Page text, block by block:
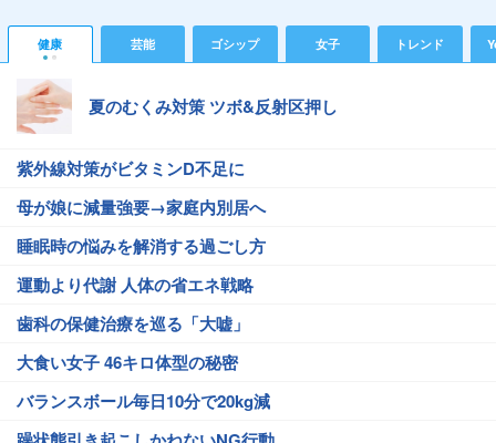
健康 芸能 ゴシップ 女子 トレンド
夏のむくみ対策 ツボ&反射区押し
紫外線対策がビタミンD不足に
母が娘に減量強要→家庭内別居へ
睡眠時の悩みを解消する過ごし方
運動より代謝 人体の省エネ戦略
歯科の保健治療を巡る「大嘘」
大食い女子 46キロ体型の秘密
バランスボール毎日10分で20kg減